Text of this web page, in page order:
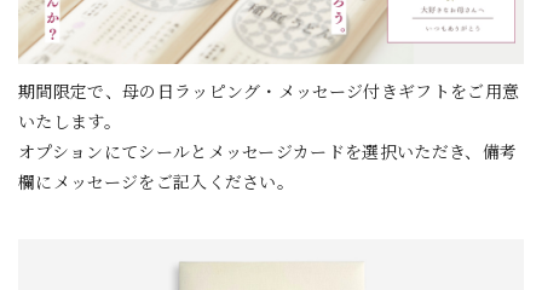
期間限定で、母の日ラッピング・メッセージ付きギフトをご用意
いたします。
オプションにてシールとメッセージカードを選択いただき、備考
欄にメッセージをご記入ください。